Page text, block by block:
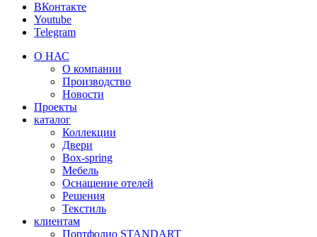
ВКонтакте
Youtube
Telegram
О НАС
О компании
Производство
Новости
Проекты
каталог
Коллекции
Двери
Box-spring
Мебель
Оснащение отелей
Решения
Текстиль
клиентам
Портфолио STANDART